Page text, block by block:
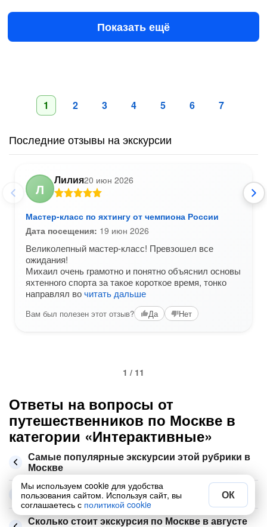
8500 ₽за всё до 10 чел.
Показать ещё
1 2 3 4 5 6 7
Последние отзывы на экскурсии
Л
Лилия20 июн 2026
Мастер-класс по яхтингу от чемпиона России
Дата посещения: 19 июн 2026
Великолепный мастер-класс! Превзошел все
ожидания!
Михаил очень грамотно и понятно объяснил основы
яхтенного спорта за такое короткое время, тонко
направлял вочитать дальше
Вам был полезен этот отзыв? Да Нет
1 / 11
Ответы на вопросы от
путешественников по Москве в
категории «Интерактивные»
Самые популярные экскурсии этой рубрики в
Москве
Какие места ещё посмотреть в Москве
Сколько стоит экскурсия по Москве в августе
Мы используем cookie для удобства
пользования сайтом. Используя сайт, вы
соглашаетесь с политикой cookie
ОК